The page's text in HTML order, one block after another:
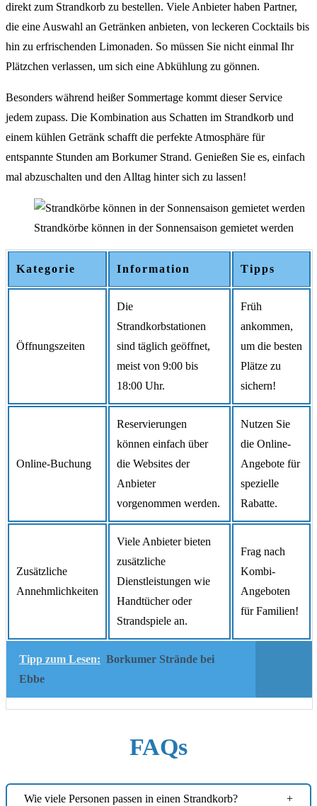
direkt zum Strandkorb zu bestellen. Viele Anbieter haben Partner,
die eine Auswahl an Getränken anbieten, von leckeren Cocktails bis
hin zu erfrischenden Limonaden. So müssen Sie nicht einmal Ihr
Plätzchen verlassen, um sich eine Abkühlung zu gönnen.
Besonders während heißer Sommertage kommt dieser Service
jedem zupass. Die Kombination aus Schatten im Strandkorb und
einem kühlen Getränk schafft die perfekte Atmosphäre für
entspannte Stunden am Borkumer Strand. Genießen Sie es, einfach
mal abzuschalten und den Alltag hinter sich zu lassen!
Strandkörbe können in der Sonnensaison gemietet werden
Kategorie Information Tipps
Öffnungszeiten
Die
Strandkorbstationen
sind täglich geöffnet,
meist von 9:00 bis
18:00 Uhr.
Früh
ankommen,
um die besten
Plätze zu
sichern!
Online-Buchung
Reservierungen
können einfach über
die Websites der
Anbieter
vorgenommen werden.
Nutzen Sie
die Online-
Angebote für
spezielle
Rabatte.
Zusätzliche
Annehmlichkeiten
Viele Anbieter bieten
zusätzliche
Dienstleistungen wie
Handtücher oder
Strandspiele an.
Frag nach
Kombi-
Angeboten
für Familien!
Tipp zum Lesen: Borkumer Strände bei
Ebbe
FAQs
Wie viele Personen passen in einen Strandkorb?